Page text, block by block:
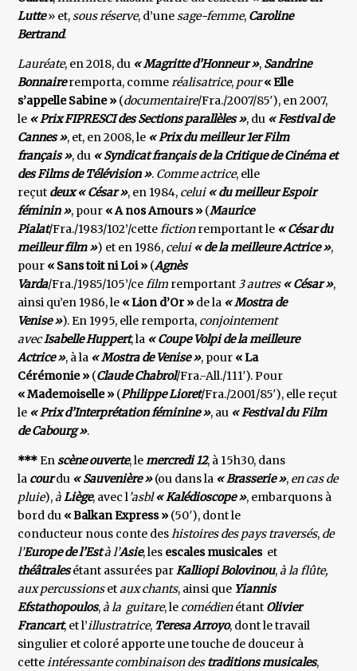
Lutte» et,sous réserve, d’unesage-femme, Caroline
Bertrand.
Lauréate, en 2018, du « Magritte d’Honneur », Sandrine
Bonnaireremporta, commeréalisatrice, pour« Elle
s’appelle Sabine » (documentaire/Fra./2007/85′), en 2007,
le « Prix FIPRESCI des Sections parallèles », du « Festival de
Cannes », et, en 2008, le « Prix du meilleur 1er Film
français », du « Syndicat français de la Critique de Cinéma et
des Films de Télévision ». Comme actrice, elle
reçut deux « César », en 1984, celui « du meilleur Espoir
féminin », pour « A nos Amours » (Maurice
Pialat/Fra./1983/102’/cettefictionremportant le « César du
meilleur film ») et en 1986, celui « de la meilleure Actrice »,
pour « Sans toit ni Loi » (Agnès
Varda/Fra./1985/105’/cefilm remportant 3 autres « César »,
ainsi qu’en 1986, le « Lion d’Or » de la « Mostra de
Venise »). En 1995, elle remporta, conjointement
avecIsabelle Huppert, la « Coupe Volpi de la meilleure
Actrice », à la « Mostra de Venise », pour « La
Cérémonie » (Claude Chabrol/Fra.-All./111′). Pour
« Mademoiselle » (Philippe Lioret/Fra./2001/85′), elle reçut
le « Prix d’Interprétation féminine », au « Festival du Film
de Cabourg ».
***Enscène ouverte, lemercredi 12, à 15h30, dans
la courdu « Sauvenière »(ou dans la « Brasserie », en cas de
pluie),àLiège, avec l’asbl« Kalédioscope », embarquons à
bord du « Balkan Express » (50′), dont le
conducteur nous conte deshistoires des pays traversés, de
l’Europe de l’Està l’Asie, les escales musicaleset
théâtralesétant assurées parKalliopi Bolovinou,à la flûte,
aux percussionsetaux chants, ainsi que Yiannis
Efstathopoulos,à la guitare, le comédienétant Olivier
Francart, et l’illustratrice, Teresa Arroyo, dont le travail
singulier et coloré apporte une touche de douceur à
cetteintéressante combinaison destraditions musicales,